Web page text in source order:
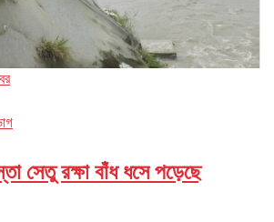
সেতু রক্ষা বাঁধ ধসে পড়েছে